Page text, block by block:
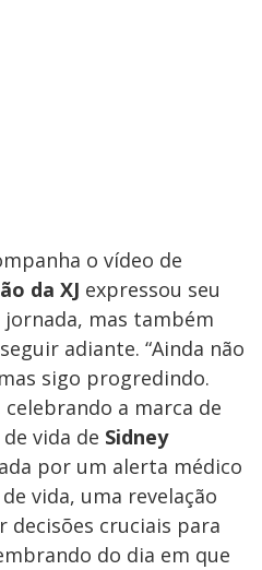
o vídeo de
da XJ expressou seu
mas também
adiante. “Ainda não
sigo progredindo.
celebrando a marca de
vida de Sidney
por um alerta médico
vida, uma revelação
cruciais para
do dia em que